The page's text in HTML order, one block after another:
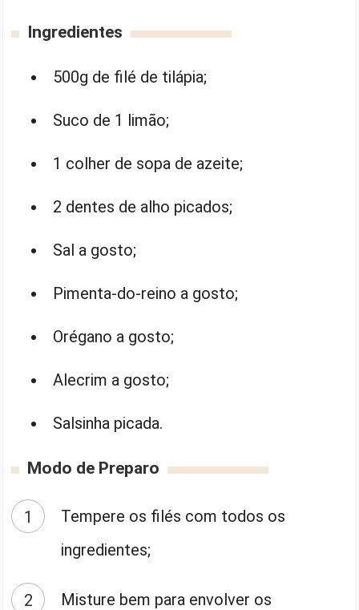
Ingredientes
500g de filé de tilápia;
Suco de 1 limão;
1 colher de sopa de azeite;
2 dentes de alho picados;
Sal a gosto;
Pimenta-do-reino a gosto;
Orégano a gosto;
Alecrim a gosto;
Salsinha picada.
Modo de Preparo
Tempere os filés com todos os
ingredientes;
Misture bem para envolver os